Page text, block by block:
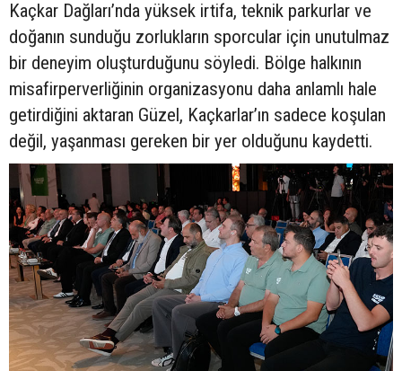
Kaçkar Dağları’nda yüksek irtifa, teknik parkurlar ve
doğanın sunduğu zorlukların sporcular için unutulmaz
bir deneyim oluşturduğunu söyledi. Bölge halkının
misafirperverliğinin organizasyonu daha anlamlı hale
getirdiğini aktaran Güzel, Kaçkarlar’ın sadece koşulan
değil, yaşanması gereken bir yer olduğunu kaydetti.